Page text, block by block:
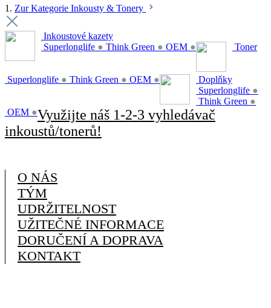
1. Zur Kategorie Inkousty & Tonery
Inkoustové kazety
Superlonglife ● Think Green ● OEM ● Toner
Superlonglife ● Think Green ● OEM ●
Doplňky
Superlonglife ●
Think Green ●
OEM ●Využijte náš 1-2-3 vyhledávač
inkoustů/tonerů!
O NÁS
TÝM
UDRŽITELNOST
UŽITEČNÉ INFORMACE
DORUČENÍ A DOPRAVA
KONTAKT